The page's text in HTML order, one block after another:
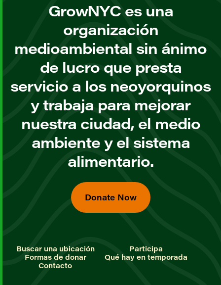
GrowNYC es una
organización
medioambiental sin ánimo
de lucro que presta
servicio a los neoyorquinos
y trabaja para mejorar
nuestra ciudad, el medio
ambiente y el sistema
alimentario.
Donate Now
Buscar una ubicación
Participa
Formas de donar
Qué hay en temporada
Contacto